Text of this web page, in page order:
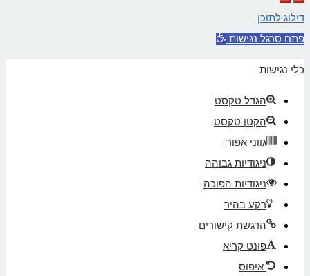
העמוד
דילוג לתוכן
פתח סרגל נגישות
כלי נגישות
הגדל טקסט
הקטן טקסט
גווני אפור
ניגודיות גבוהה
ניגודיות הפוכה
רקע בהיר
הדגשת קישורים
פונט קריא
איפוס